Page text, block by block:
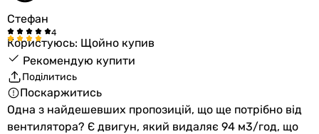
Стефан
Користуюсь: Щойно купив
Рекомендую купити
Поділитись
Поскаржитись
Одна з найдешевших пропозицій, що ще потрібно від
вентилятора? Є двигун, який видаляє 94 м3/год, що